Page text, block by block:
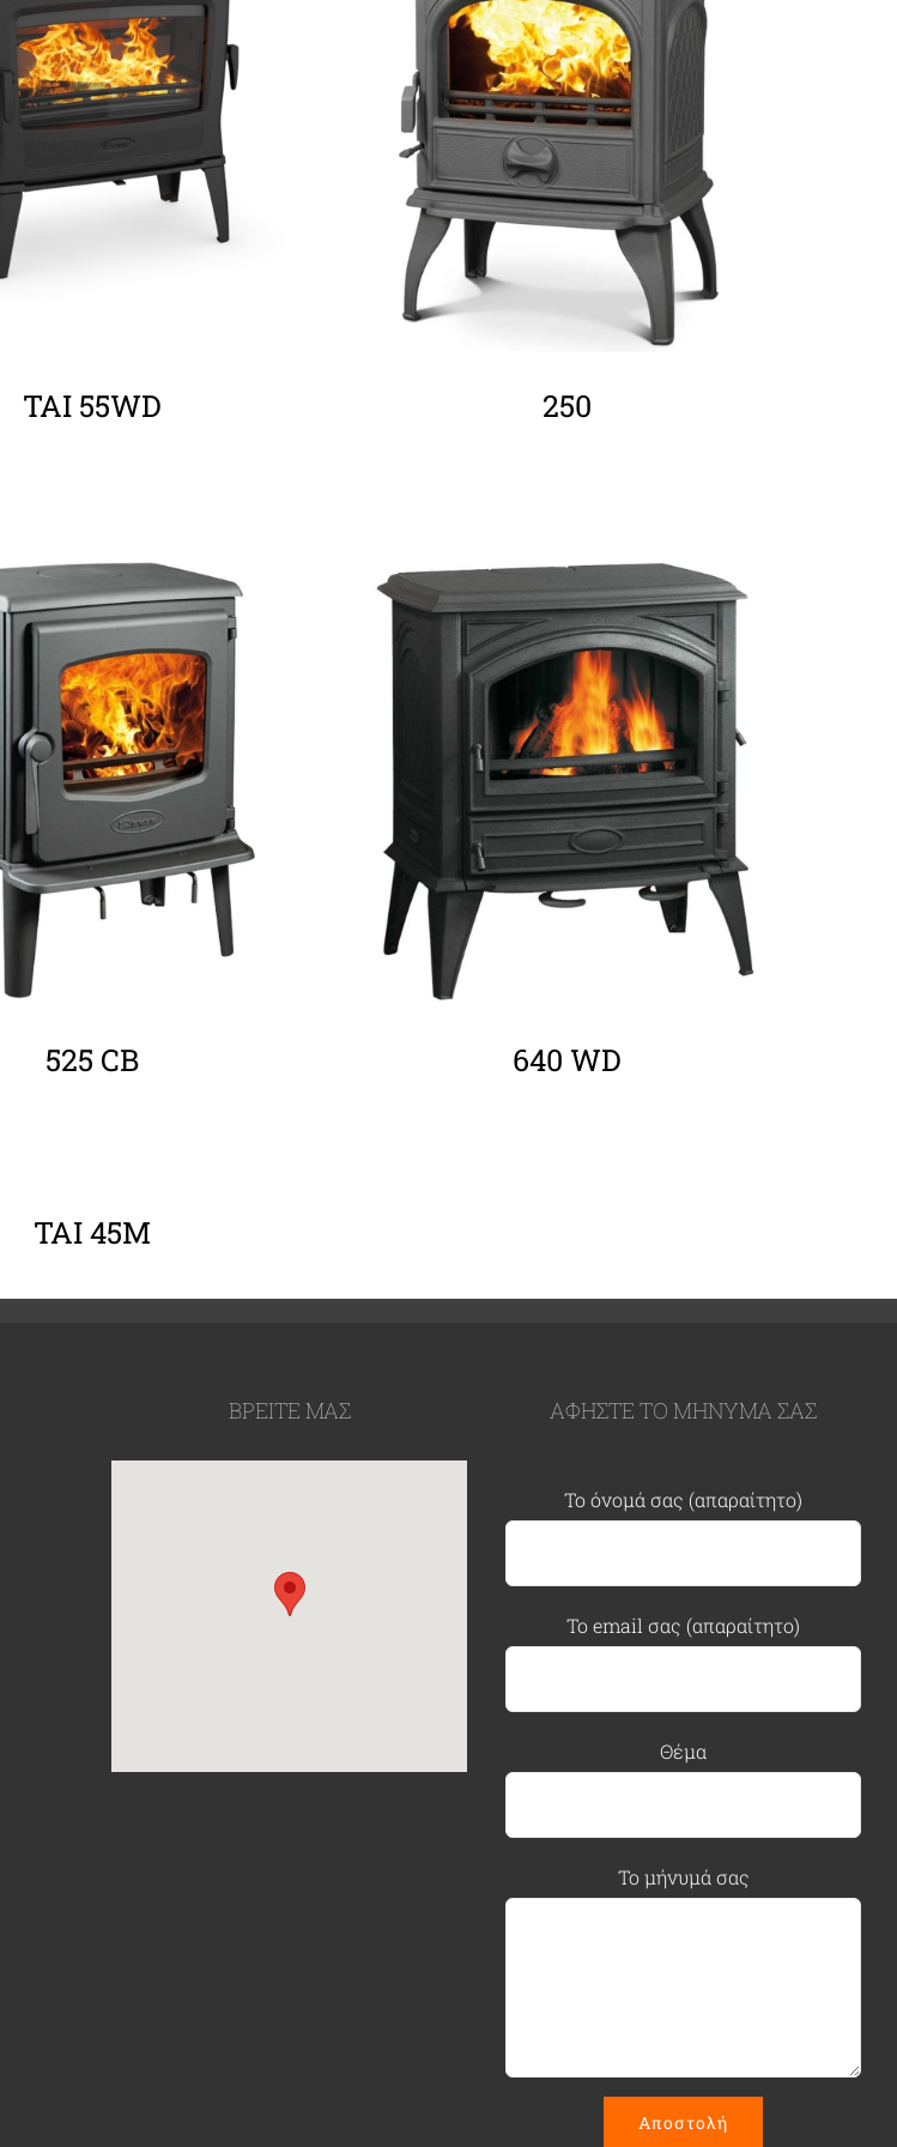
ΛΕΠΤΟΜΈΡΕΙΕΣ
TAI 55WD
ΛΕΠΤΟΜΈΡΕΙΕΣ
250
ΛΕΠΤΟΜΈΡΕΙΕΣ
525 CB
ΛΕΠΤΟΜΈΡΕΙΕΣ
640 WD
TAI 45Μ
ΒΡΕΙΤΕ ΜΑΣ ΑΦΗΣΤΕ ΤΟ ΜΗΝΥΜΑ ΣΑΣ
Το όνομά σας (απαραίτητο)
Το email σας (απαραίτητο)
Θέμα
Το μήνυμά σας